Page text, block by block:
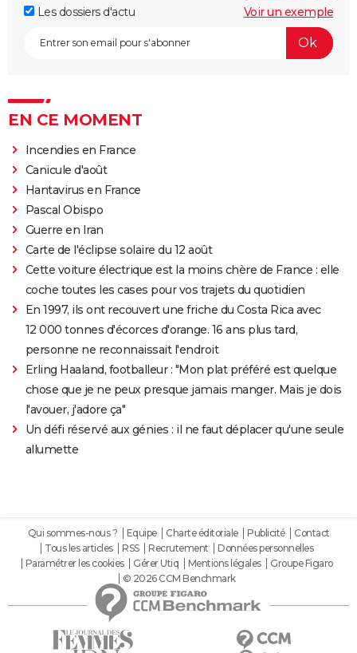
Les dossiers d'actu
Voir un exemple
EN CE MOMENT
Incendies en France
Canicule d'août
Hantavirus en France
Pascal Obispo
Guerre en Iran
Carte de l'éclipse solaire du 12 août
Cette voiture électrique est la moins chère de France : elle
coche toutes les cases pour vos trajets du quotidien
En 1997, ils ont recouvert une friche du Costa Rica avec
12 000 tonnes d'écorces d'orange. 16 ans plus tard,
personne ne reconnaissait l'endroit
Erling Haaland, footballeur : "Mon plat préféré est quelque
chose que je ne peux presque jamais manger. Mais je dois
l'avouer, j'adore ça"
Un défi réservé aux génies : il ne faut déplacer qu'une seule
allumette
Qui sommes-nous ? Equipe Charte éditoriale Publicité
Contact
Tous les articles
RSS Recrutement
Données personnelles
Paramétrer les cookies
Gérer Utiq Mentions légales
Groupe Figaro
© 2026 CCM Benchmark